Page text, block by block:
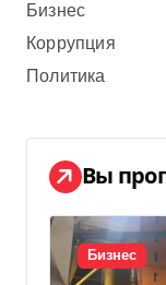
Бизнес
Коррупция
Политика
Вы
Бизнес